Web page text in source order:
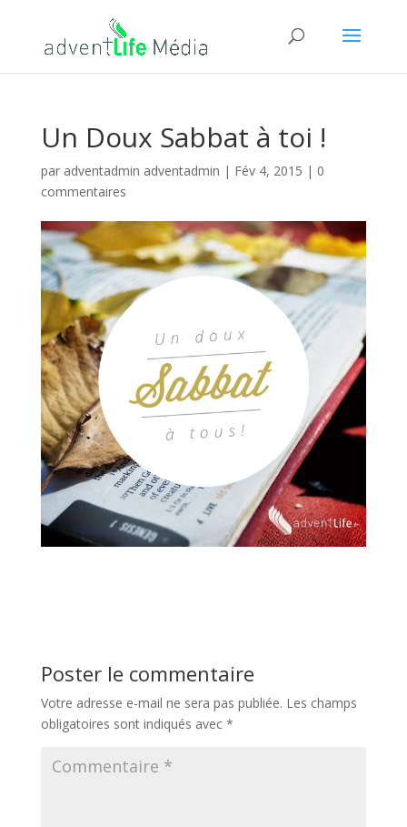
Un Doux Sabbat à toi !
par adventadmin adventadmin | Fév 4, 2015 | 0
commentaires
Poster le commentaire
Votre adresse e-mail ne sera pas publiée. Les champs
obligatoires sont indiqués avec *